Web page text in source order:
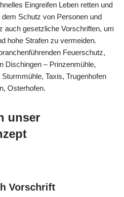
Eingreifen Leben retten und
Schutz von Personen und
auch gesetzliche Vorschriften, um
hohe Strafen zu vermeiden.
Feuerschutz,
Dischingen – Prinzenmühle,
Taxis, Trugenhofen
Osterhofen.
unser
Vorschrift